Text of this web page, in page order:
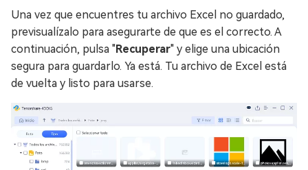
Una vez que encuentres tu archivo Excel no guardado,
previsualízalo para asegurarte de que es el correcto. A
continuación, pulsa "Recuperar" y elige una ubicación
segura para guardarlo. Ya está. Tu archivo de Excel está
de vuelta y listo para usarse.